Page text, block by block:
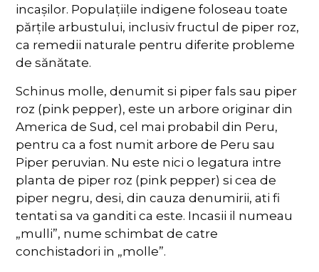
incașilor. Populațiile indigene foloseau toate
părțile arbustului, inclusiv fructul de piper roz,
ca remedii naturale pentru diferite probleme
de sănătate.
Schinus molle, denumit si piper fals sau piper
roz (pink pepper), este un arbore originar din
America de Sud, cel mai probabil din Peru,
pentru ca a fost numit arbore de Peru sau
Piper peruvian. Nu este nici o legatura intre
planta de piper roz (pink pepper) si cea de
piper negru, desi, din cauza denumirii, ati fi
tentati sa va ganditi ca este. Incasii il numeau
„mulli”, nume schimbat de catre
conchistadori in „molle”.